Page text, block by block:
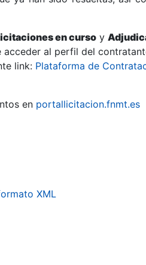
en curso y
al perfil del
link: Plataforma de
en portallicitacion.fnmt.es
XML